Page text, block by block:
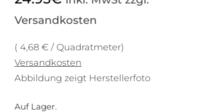
Versandkosten
( 4,68 € / Quadratmeter)
Versandkosten
Abbildung zeigt Herstellerfoto
Auf Lager.